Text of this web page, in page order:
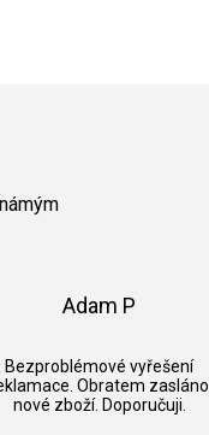
Adam P
Bezproblémové vyřešení
Obratem zasláno
nové zboží. Doporučuji.